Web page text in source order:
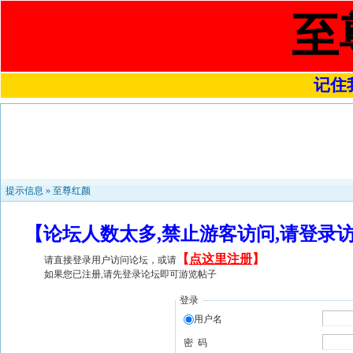
至
记住
提示信息 » 至尊红颜
【论坛人数太多,禁止游客访问,请登
请直接登录用户访问论坛，或请 【 点这里注册】
如果您已注册,请先登录论坛即可游览帖子
登录
用户名
密 码